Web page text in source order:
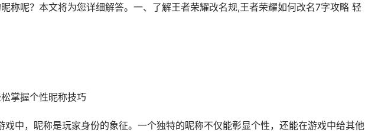
称呢？本文将为您详细解答。一、了解王者荣耀改名规,王者荣耀如何改名7字攻略 轻
掌握个性昵称技巧
戏中，昵称是玩家身份的象征。一个独特的昵称不仅能彰显个性，还能在游戏中给其他